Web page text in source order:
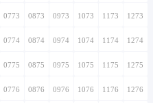
0773 0873 0973 1073 1173 1273
0774 0874 0974 1074 1174 1274
0775 0875 0975 1075 1175 1275
0776 0876 0976 1076 1176 1276